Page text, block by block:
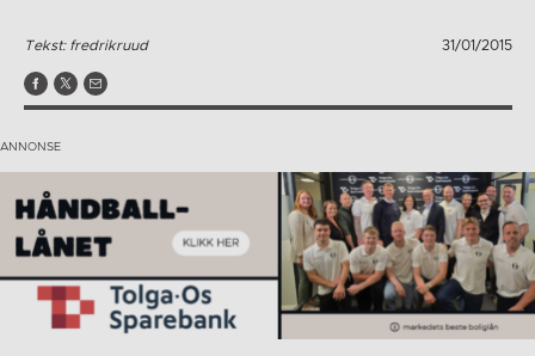
Tekst: fredrikruud 31/01/2015